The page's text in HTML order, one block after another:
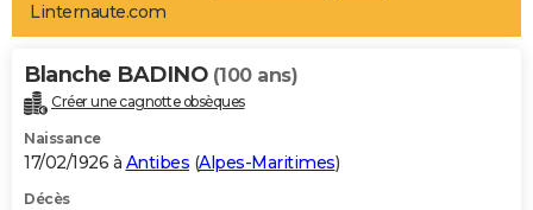
Art de vivre
Bien-être
Loisirs
Mode
Modes de vie
Alimentation
Guide de la santé
Maladies
Médicaments
Sommeil
VOYAGE
Destinations
City break
Voyage nature
Voyage de noces
Forum
Climat
+PHOTO
GUIDES D'ACHAT
Linternaute.com
Blanche BADINO (100 ans)
Créer une cagnotte obsèques
Naissance
17/02/1926 à Antibes (Alpes-Maritimes)
Décès